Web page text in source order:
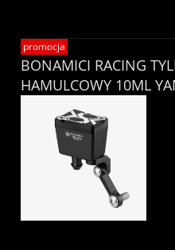
BONAMICI RACING
HAMULCOWY 10ML
promocja